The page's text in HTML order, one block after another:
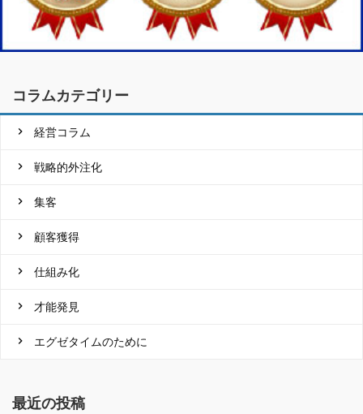
コラムカテゴリー
経営コラム
戦略的外注化
集客
顧客獲得
仕組み化
才能発見
エグゼタイムのために
最近の投稿